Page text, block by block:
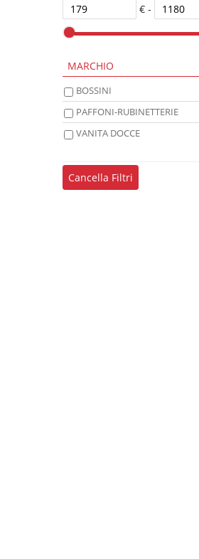
€ -
MARCHIO
BOSSINI
PAFFONI-RUBINETTERIE
VANITA DOCCE
Cancella Filtri